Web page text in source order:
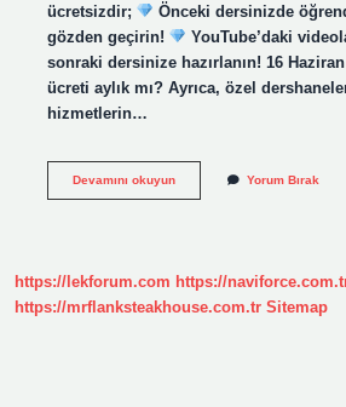
ücretsizdir;
Önceki dersinizde
gözden geçirin!
YouTube’daki
sonraki dersinize hazırlanın! 16
ücreti aylık mı? Ayrıca, özel
hizmetlerin…
Devamını okuyunTonguç
Yorum Bırak
https://lekforum.com https://
https://mrflanksteakhouse.com.tr Sitemap